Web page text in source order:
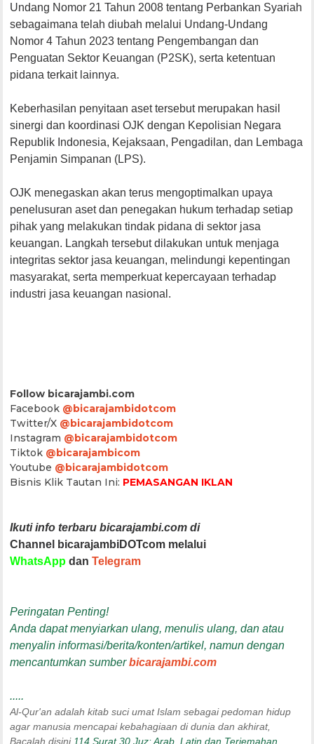
Undang Nomor 21 Tahun 2008 tentang Perbankan Syariah
sebagaimana telah diubah melalui Undang-Undang
Nomor 4 Tahun 2023 tentang Pengembangan dan
Penguatan Sektor Keuangan (P2SK), serta ketentuan
pidana terkait lainnya.
Keberhasilan penyitaan aset tersebut merupakan hasil
sinergi dan koordinasi OJK dengan Kepolisian Negara
Republik Indonesia, Kejaksaan, Pengadilan, dan Lembaga
Penjamin Simpanan (LPS).
OJK menegaskan akan terus mengoptimalkan upaya
penelusuran aset dan penegakan hukum terhadap setiap
pihak yang melakukan tindak pidana di sektor jasa
keuangan. Langkah tersebut dilakukan untuk menjaga
integritas sektor jasa keuangan, melindungi kepentingan
masyarakat, serta memperkuat kepercayaan terhadap
industri jasa keuangan nasional.
Follow bicarajambi.com
Facebook @bicarajambidotcom
Twitter/X @bicarajambidotcom
Instagram @bicarajambidotcom
Tiktok @bicarajambicom
Youtube @bicarajambidotcom
Bisnis Klik Tautan Ini: PEMASANGAN IKLAN
Ikuti info terbaru bicarajambi.com di
Channel bicarajambiDOTcom melalui
WhatsApp danTelegram
Peringatan Penting!
Anda dapat menyiarkan ulang, menulis ulang, dan atau
menyalin informasi/berita/konten/artikel, namun dengan
mencantumkan sumberbicarajambi.com
.....
Al-Qur'an adalah kitab suci umat Islam sebagai pedoman hidup
agar manusia mencapai kebahagiaan di dunia dan akhirat,
Bacalah disini 114 Surat 30 Juz: Arab, Latin dan Terjemahan